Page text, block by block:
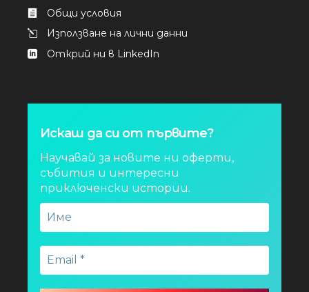
Общи условия
Използване на лични данни
Открий ни в LinkedIn
Искаш да си от първите?
Научавай за новите ни оферти,
събития и интересни
приключенски истории.